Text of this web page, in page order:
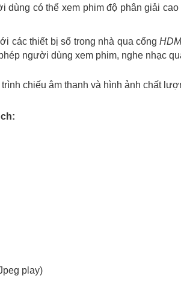
dùng có thể xem phim độ phân giải cao
các thiết bị số trong nhà qua cổng
người dùng xem phim, nghe nhạc
chiếu âm thanh và hình ảnh chất
play)